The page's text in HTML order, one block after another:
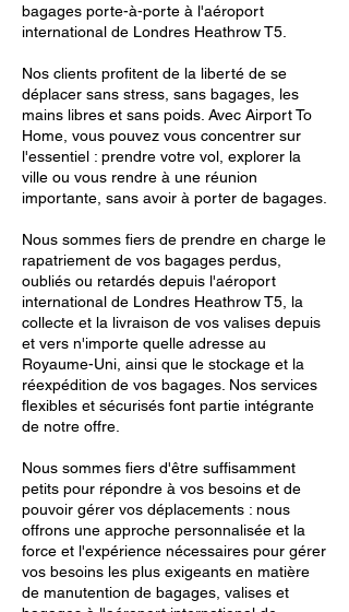
bagages porte-à-porte à l'aéroport
international de Londres Heathrow T5.
Nos clients profitent de la liberté de se
déplacer sans stress, sans bagages, les
mains libres et sans poids. Avec Airport To
Home, vous pouvez vous concentrer sur
l'essentiel : prendre votre vol, explorer la
ville ou vous rendre à une réunion
importante, sans avoir à porter de bagages.
Nous sommes fiers de prendre en charge le
rapatriement de vos bagages perdus,
oubliés ou retardés depuis l'aéroport
international de Londres Heathrow T5, la
collecte et la livraison de vos valises depuis
et vers n'importe quelle adresse au
Royaume-Uni, ainsi que le stockage et la
réexpédition de vos bagages. Nos services
flexibles et sécurisés font partie intégrante
de notre offre.
Nous sommes fiers d'être suffisamment
petits pour répondre à vos besoins et de
pouvoir gérer vos déplacements : nous
offrons une approche personnalisée et la
force et l'expérience nécessaires pour gérer
vos besoins les plus exigeants en matière
de manutention de bagages, valises et